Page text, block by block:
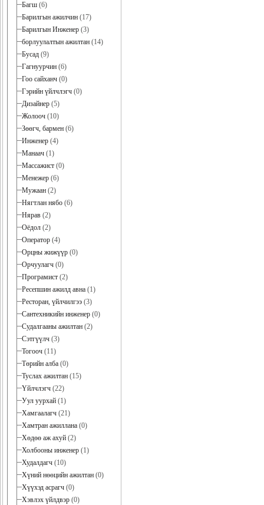
Багш (6)
Барилгын ажилчин (17)
Барилгын Инженер (3)
борлуулалтын ажилтан (14)
Бусад (9)
Гагнуурчин (6)
Гоо сайханч (0)
Гэрийн үйлчлэгч (0)
Дизайнер (5)
Жолооч (10)
Зөөгч, бармен (6)
Инженер (4)
Манаач (1)
Массажист (0)
Менежер (6)
Мужаан (2)
Нягтлан нябо (6)
Нярав (2)
Оёдол (2)
Оператор (4)
Орцны жижүүр (0)
Орчуулагч (0)
Програмист (2)
Ресепшин ажилд авна (1)
Ресторан, үйлчилгээ (3)
Сантехникийн инженер (0)
Судалгааны ажилтан (2)
Сэтгүүлч (3)
Тогооч (11)
Төрийн алба (0)
Туслах ажилтан (15)
Үйлчлэгч (22)
Уул уурхай (1)
Хамгаалагч (21)
Хамтран ажиллана (0)
Хөдөө аж ахуй (2)
Холбооны инженер (1)
Худалдагч (10)
Хүний нөөцийн ажилтан (0)
Хүүхэд асрагч (0)
Хэвлэх үйлдвэр (0)